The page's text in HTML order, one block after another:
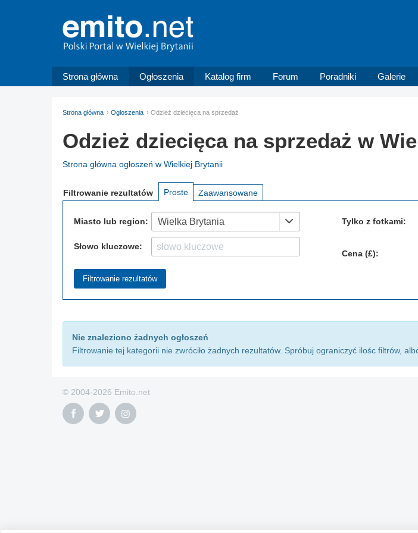
Strona główna Ogłoszenia Katalog firm Forum Poradniki Galerie
Strona główna Ogłoszenia Odzież dziecięca na sprzedaż
Odzież dziecięca na sprzedaż w
Strona główna ogłoszeń w Wielkiej Brytanii
Filtrowanie rezultatów Proste Zaawansowane
Miasto lub region: Wielka Brytania
Słowo kluczowe:
Tylko z fotkami:
Cena (£):
Nie znaleziono żadnych ogłoszeń
Filtrowanie tej kategorii nie zwróciło żadnych rezultatów. Spróbuj ograniczyć ilośc filtrów,
© 2004-2026 Emito.net